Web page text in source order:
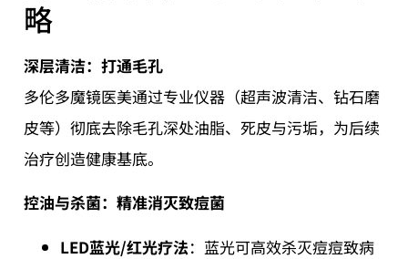
略
深层清洁：打通毛孔
多伦多魔镜医美通过专业仪器（超声波清洁、钻石磨
皮等）彻底去除毛孔深处油脂、死皮与污垢，为后续
治疗创造健康基底。
控油与杀菌：精准消灭致痘菌
LED蓝光/红光疗法：蓝光可高效杀灭痘痘致病